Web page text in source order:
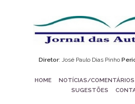
Diretor: José Paulo Dias Pinho
HOME NOTÍCIAS/COMENTÁRIOS
SUGESTÕES